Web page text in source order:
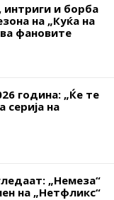
интриги и борба
на „Куќа на
фановите
година: „Ќе те
серија на
„Немеза“
на „Нетфликс“